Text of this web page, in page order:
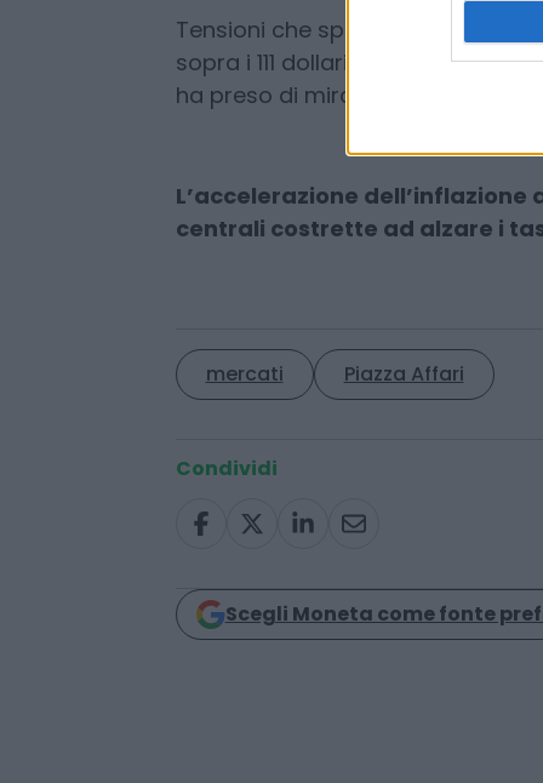
Tensioni che spingono i prezzi
sopra i 111 dollari al barile)
ha preso di mira una centrale
L’accelerazione
centrali costrette ad alzare i
mercati Piazza Affari
Condividi
Scegli Moneta come fonte